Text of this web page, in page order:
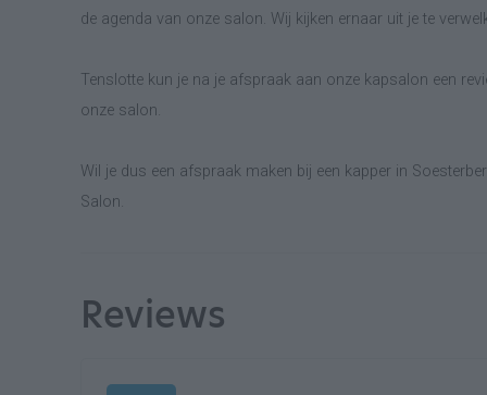
de agenda van onze salon. Wij kijken ernaar uit je te
Tenslotte kun je na je afspraak aan onze kapsalon een
onze salon.
Wil je dus een afspraak maken bij een kapper in
Salon.
Reviews